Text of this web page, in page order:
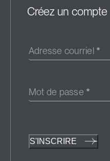
Créez un compte
Adresse courriel *
Mot de passe *
S'INSCRIRE